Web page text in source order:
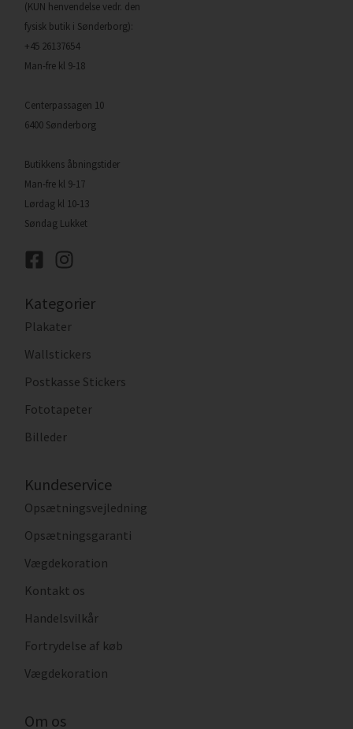
(KUN henvendelse vedr. den
fysisk butik i Sønderborg):
+45 26137654
Man-fre kl 9-18
Centerpassagen 10
6400 Sønderborg
Butikkens åbningstider
Man-fre kl 9-17
Lørdag kl 10-13
Søndag Lukket
Kategorier
Plakater
Wallstickers
Postkasse Stickers
Fototapeter
Billeder
Kundeservice
Opsætningsvejledning
Opsætningsgaranti
Vægdekoration
Kontakt os
Handelsvilkår
Fortrydelse af køb
Vægdekoration
Om os